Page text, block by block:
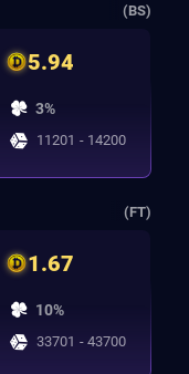
(BS)
5.94
3%
11201 - 14200
(FT)
1.67
10%
33701 - 43700